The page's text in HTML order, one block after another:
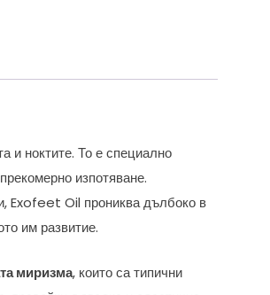
и ноктите. То е специално
изпотяване.
Exofeet Oil прониква дълбоко в
им развитие.
миризма, които са типични